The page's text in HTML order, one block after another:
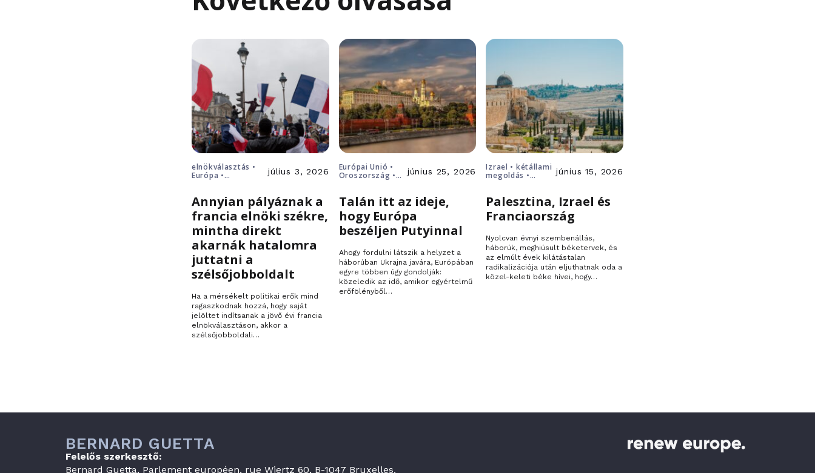
elnökválasztás •
Európa •
július 3, 2026
Annyian pályáznak a
francia elnöki székre,
mintha direkt
akarnák hatalomra
juttatni a
szélsőjobboldalt
Ha a mérsékelt politikai erők mind
ragaszkodnak hozzá, hogy saját
jelöltet indítsanak a jövő évi francia
elnökválasztáson, akkor a
szélsőjobboldali…
Európai Unió •
Oroszország •
június 25, 2026
Talán itt az ideje,
hogy Európa
beszéljen Putyinnal
Ahogy fordulni látszik a helyzet a
háborúban Ukrajna javára, Európában
egyre többen úgy gondolják:
közeledik az idő, amikor egyértelmű
erőfölényből…
Izrael • kétállami
megoldás •
június 15, 2026
Palesztina, Izrael és
Franciaország
Nyolcvan évnyi szembenállás,
háborúk, meghiúsult béketervek, és
az elmúlt évek kilátástalan
radikalizációja után eljuthatnak oda a
közel-keleti béke hívei, hogy…
BERNARD GUETTA
Felelős szerkesztő:
Bernard Guetta, Parlement européen, rue Wiertz 60, B-1047 Bruxelles.